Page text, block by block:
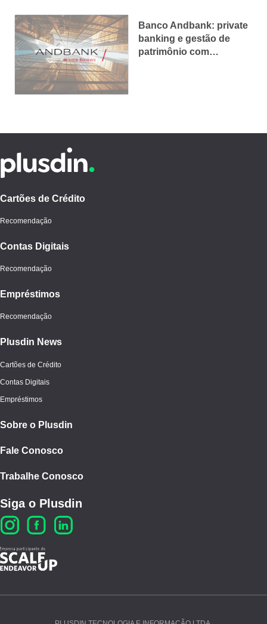
Banco Andbank: private
banking e gestão de
patrimônio com
Cartões de Crédito
Recomendação
Contas Digitais
Recomendação
Empréstimos
Recomendação
Plusdin News
Cartões de Crédito
Contas Digitais
Empréstimos
Sobre o Plusdin
Fale Conosco
Trabalhe Conosco
Siga o Plusdin